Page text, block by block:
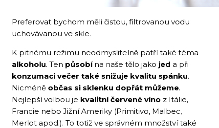
Preferovat bychom měli čistou, filtrovanou vodu
uchovávanou ve skle.
K pitnému režimu neodmyslitelně patří také téma
alkoholu. Ten působína naše tělo jako jed a při
konzumaci večer také snižuje kvalitu spánku.
Nicméně občas si sklenku dopřát můžeme.
Nejlepší volbou je kvalitní červené víno z Itálie,
Francie nebo Jižní Ameriky (Primitivo, Malbec,
Merlot apod.). To totiž ve správném množství také